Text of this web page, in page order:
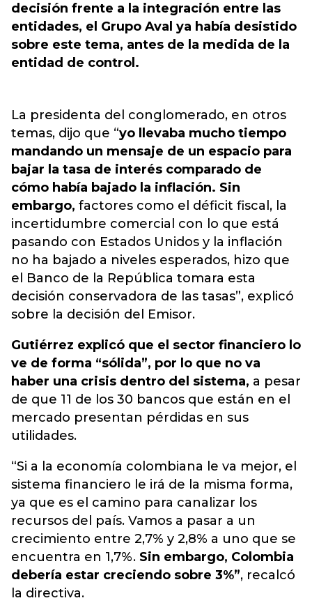
decisión frente a la integración entre las
entidades, el Grupo Aval ya había desistido
sobre este tema, antes de la medida de la
entidad de control.
La presidenta del conglomerado, en otros
temas, dijo que “yo llevaba mucho tiempo
mandando un mensaje de un espacio para
bajar la tasa de interés comparado de
cómo había bajado la inflación. Sin
embargo, factores como el déficit fiscal, la
incertidumbre comercial con lo que está
pasando con Estados Unidos y la inflación
no ha bajado a niveles esperados, hizo que
el Banco de la República tomara esta
decisión conservadora de las tasas”, explicó
sobre la decisión del Emisor.
Gutiérrez explicó que el sector financiero lo
ve de forma “sólida”, por lo que no va
haber una crisis dentro del sistema, a pesar
de que 11 de los 30 bancos que están en el
mercado presentan pérdidas en sus
utilidades.
“Si a la economía colombiana le va mejor, el
sistema financiero le irá de la misma forma,
ya que es el camino para canalizar los
recursos del país. Vamos a pasar a un
crecimiento entre 2,7% y 2,8% a uno que se
encuentra en 1,7%. Sin embargo, Colombia
debería estar creciendo sobre 3%”, recalcó
la directiva.